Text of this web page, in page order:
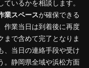
いるかを相談します。
業スペースが確保できる
作業当日は到着後に再度
まで含めて完了となりま
、当日の連絡手段や受け
。静岡県全域や浜松方面